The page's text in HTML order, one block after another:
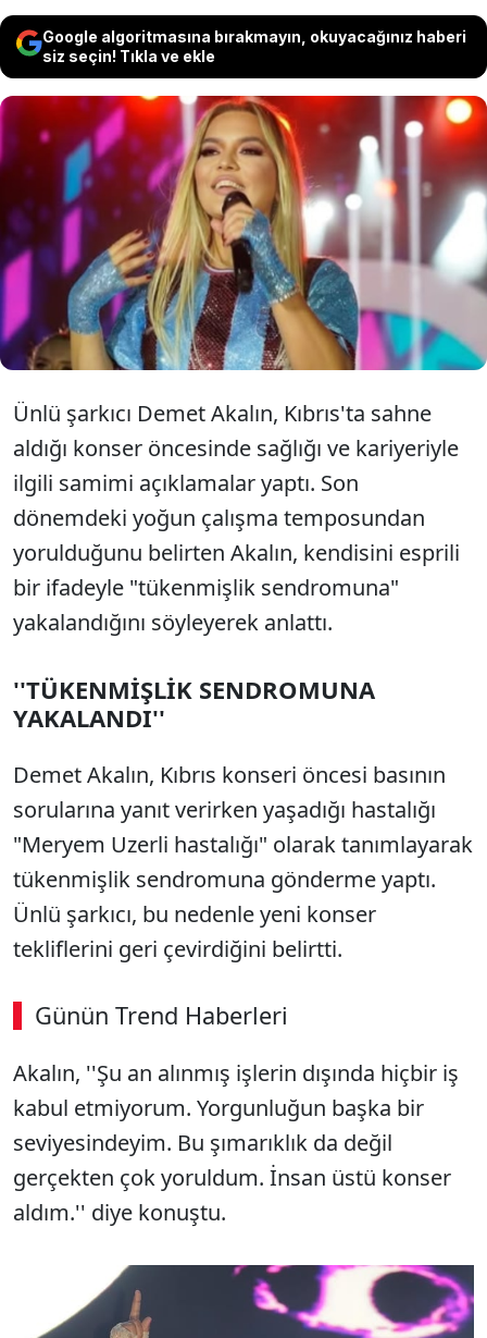
Google algoritmasına bırakmayın, okuyacağınız haberi
siz seçin! Tıkla ve ekle
Yoğun konser ve televizyon programı
temposunun sağlığını olumsuz etkilediğini
açıklayan Demet Akalın, yakalandığı hastalığı ilk
kez açıkladı. Ünlü şarkıcı, Meryem Uzerli
hastalığına yakalandığını, bu süreçte dinlenmeye
öncelik verdiğini belirterek yeni konser
tekliflerini tek tek reddettiğini söyledi.
Ünlü şarkıcı Demet Akalın, Kıbrıs'ta sahne
aldığı konser öncesinde sağlığı ve kariyeriyle
ilgili samimi açıklamalar yaptı. Son
dönemdeki yoğun çalışma temposundan
yorulduğunu belirten Akalın, kendisini esprili
bir ifadeyle "tükenmişlik sendromuna"
yakalandığını söyleyerek anlattı.
''TÜKENMİŞLİK SENDROMUNA
YAKALANDI''
Demet Akalın, Kıbrıs konseri öncesi basının
sorularına yanıt verirken yaşadığı hastalığı
"Meryem Uzerli hastalığı" olarak tanımlayarak
tükenmişlik sendromuna gönderme yaptı.
Ünlü şarkıcı, bu nedenle yeni konser
tekliflerini geri çevirdiğini belirtti.
Günün Trend Haberleri
Akalın, ''Şu an alınmış işlerin dışında hiçbir iş
kabul etmiyorum. Yorgunluğun başka bir
seviyesindeyim. Bu şımarıklık da değil
gerçekten çok yoruldum. İnsan üstü konser
aldım.'' diye konuştu.